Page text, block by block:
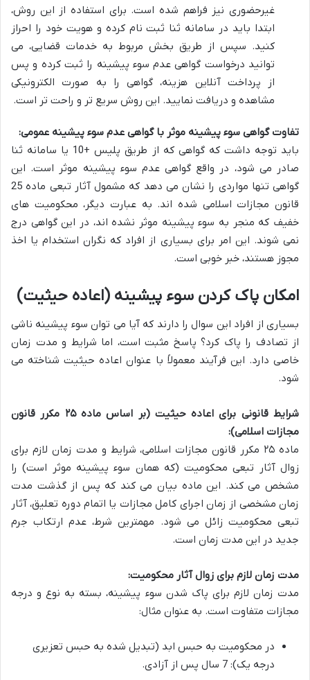
غیرحضوری نیز فراهم شده است. برای استفاده از این روش،
ابتدا باید در سامانه ثنا ثبت نام کرده و هویت خود را احراز
کنید. سپس از طریق بخش مربوط به خدمات قضایی، می
توانید درخواست گواهی عدم سوء پیشینه را ثبت کرده و پس
از پرداخت آنلاین هزینه، گواهی را به صورت الکترونیکی
مشاهده و دریافت نمایید. این روش سریع تر و راحت تر است.
تفاوت گواهی سوء پیشینه موثر با گواهی عدم سوء پیشینه عمومی:
باید توجه داشت که گواهی که از طریق پلیس +10 یا سامانه ثنا
صادر می شود، در واقع گواهی عدم سوء پیشینه موثر است. این
گواهی تنها مواردی را نشان می دهد که مشمول آثار تبعی ماده 25
قانون مجازات اسلامی شده اند. به عبارت دیگر، محکومیت های
خفیف که منجر به سوء پیشینه موثر نشده اند، در این گواهی درج
نمی شوند. این امر برای بسیاری از افراد که نگران استخدام یا اخذ
مجوز هستند، خبر خوبی است.
امکان پاک کردن سوء پیشینه (اعاده حیثیت)
بسیاری از افراد این سوال را دارند که آیا می توان سوء پیشینه ناشی
از تصادف را پاک کرد؟ پاسخ مثبت است، اما شرایط و مدت زمان
خاصی دارد. این فرآیند معمولاً با عنوان اعاده حیثیت شناخته می
شود.
شرایط قانونی برای اعاده حیثیت (بر اساس ماده ۲۵ مکرر قانون
مجازات اسلامی):
ماده ۲۵ مکرر قانون مجازات اسلامی، شرایط و مدت زمان لازم برای
زوال آثار تبعی محکومیت (که همان سوء پیشینه موثر است) را
مشخص می کند. این ماده بیان می کند که پس از گذشت مدت
زمان مشخصی از زمان اجرای کامل مجازات یا اتمام دوره تعلیق، آثار
تبعی محکومیت زائل می شود. مهمترین شرط، عدم ارتکاب جرم
جدید در این مدت زمان است.
مدت زمان لازم برای زوال آثار محکومیت:
مدت زمان لازم برای پاک شدن سوء پیشینه، بسته به نوع و درجه
مجازات متفاوت است. به عنوان مثال:
در محکومیت به حبس ابد (تبدیل شده به حبس تعزیری
درجه یک): 7 سال پس از آزادی.